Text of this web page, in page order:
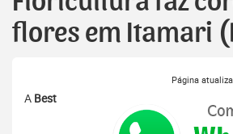
flores em Itamari
Página
A Best